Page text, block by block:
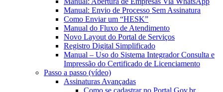
Manual: Envio de Processo Sem Assinatura
Como Enviar um “HESK”
Manual do Fluxo de Atendimento
Novo Layout do Portal de Serviços
Registro Digital Simplificado
Manual – Uso do Sistema Integrador Consulta e
Impressão do Certificado de Licenciamento
Passo a passo (vídeo)
Assinaturas Avançadas